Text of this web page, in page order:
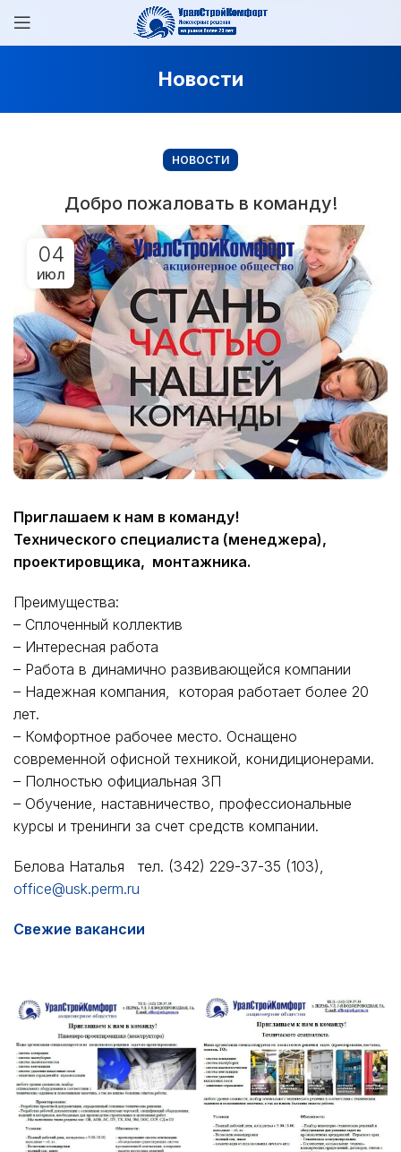
Новости
НОВОСТИ
Добро пожаловать в команду!
04
ИЮЛ
Приглашаем к нам в команду!
Технического специалиста (менеджера),
проектировщика, монтажника.
Преимущества:
– Сплоченный коллектив
– Интересная работа
– Работа в динамично развивающейся компании
– Надежная компания, которая работает более 20
лет.
– Комфортное рабочее место. Оснащено
современной офисной техникой, конидиционерами.
– Полностью официальная ЗП
– Обучение, наставничество, профессиональные
курсы и тренинги за счет средств компании.
Белова Наталья тел. (342) 229-37-35 (103),
office@usk.perm.ru
Свежие вакансии